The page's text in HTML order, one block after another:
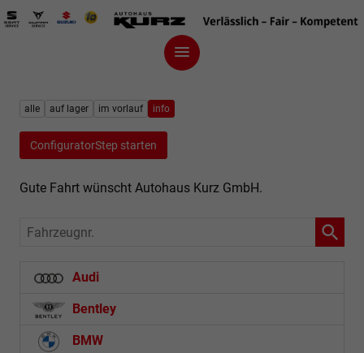
alle auf lager im vorlauf info
ConfiguratorStep starten
Gute Fahrt wünscht Autohaus Kurz GmbH.
Fahrzeugnr.
Audi
Bentley
BMW